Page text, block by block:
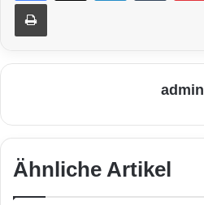
Drucken
admin
Ähnliche Artikel